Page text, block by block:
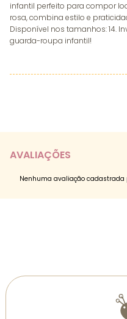
infantil perfeito para compor
rosa, combina estilo e
Disponível nos tamanhos: 14.
guarda-roupa infantil!
AVALIAÇÕES
Nenhuma avaliação cadastrada